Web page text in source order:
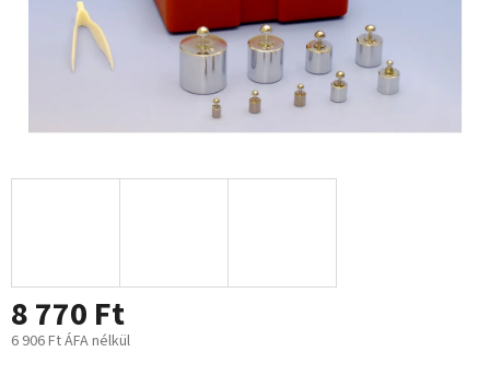
8 770 Ft
6 906 Ft ÁFA nélkül